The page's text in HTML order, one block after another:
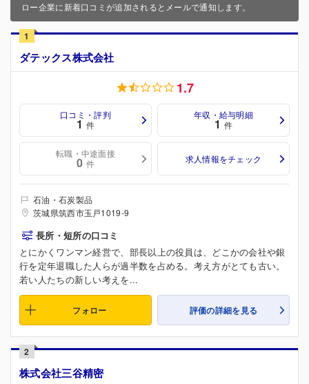
ロー企業に新着口コミが追加されるとメールで通知します。
1
ダテックス株式会社
1.7
口コミ・評判
1 件
年収・給与明細
1 件
転職・中途面接
0 件 求人情報をチェック
石油・石炭製品
茨城県筑西市玉戸1019-9
長所・短所の口コミ
とにかくワンマン経営で、部長以上の役員は、どこかの会社や銀
行を定年退職した人らが過半数を占める。考え方がとても古い。
若い人たちの新しい考えを...
フォロー 評価の詳細を見る
2
株式会社三谷精密